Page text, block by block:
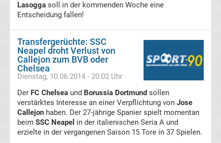
Hannover
96
Transfergerüchte
Hertha
BSC
Transfergerüchte
Lasogga soll in der kommenden Woche eine
Entscheidung fallen!
Transfergerüchte: SSC
Neapel droht Verlust von
Callejon zum BVB oder
Chelsea
Dienstag, 10.06.2014 - 20:02 Uhr
Der FC Chelsea und Borussia Dortmund sollen
verstärktes Interesse an einer Verpflichtung von Jose
Callejon haben. Der 27-jährige Spanier spielt momentan
beim SSC Neapel in der italienischen Seria A und
erzielte in der vergangenen Saison 15 Tore in 37 Spielen.